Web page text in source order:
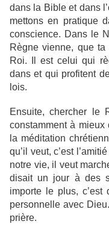
dans la Bible et dans
mettons en pratique
conscience. Dans le
Règne vienne, que
Roi. Il est celui qui
dans et qui profitent
lois.
Ensuite, chercher le
constamment à
la méditation
qu’il veut, c’est
notre vie, il veut
disait un jour à des
importe le plus, c’est
personnelle avec
prière.